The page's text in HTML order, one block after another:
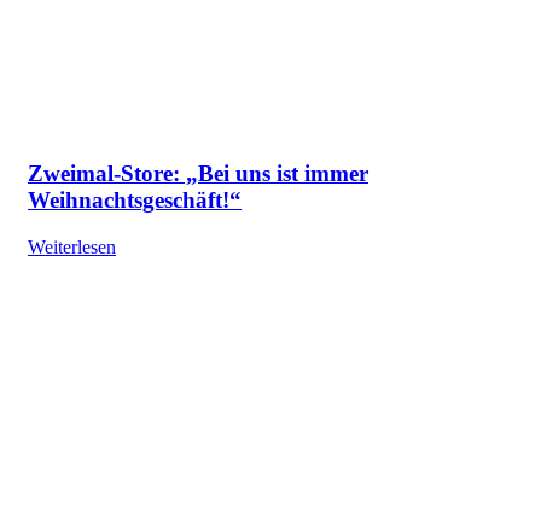
Zweimal-Store: „Bei uns ist immer
Weihnachtsgeschäft!“
Weiterlesen